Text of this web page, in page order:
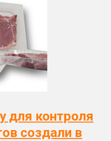
для контроля
создали в